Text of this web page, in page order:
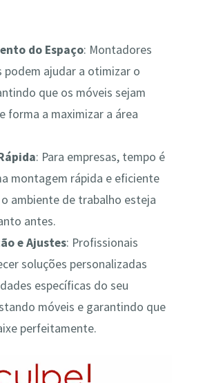
do Espaço: Montadores
podem ajudar a otimizar o
que os móveis sejam
forma a maximizar a área
: Para empresas, tempo é
montagem rápida e eficiente
ambiente de trabalho esteja
antes.
e Ajustes: Profissionais
soluções personalizadas
específicas do seu
móveis e garantindo que
perfeitamente.